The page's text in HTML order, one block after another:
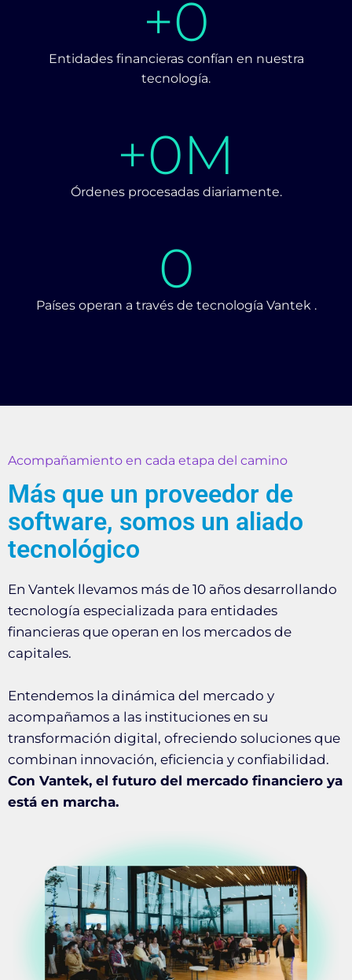
Entidades financieras confían en nuestra
tecnología.
+0
Órdenes procesadas diariamente.
+0M
Países operan a través de tecnología Vantek .
0
Acompañamiento en cada etapa del camino
Más que un proveedor de
software, somos un aliado
tecnológico
En Vantek llevamos más de 10 años desarrollando
tecnología especializada para entidades
financieras que operan en los mercados de
capitales.
Entendemos la dinámica del mercado y
acompañamos a las instituciones en su
transformación digital, ofreciendo soluciones que
combinan innovación, eficiencia y confiabilidad.
Con Vantek, el futuro del mercado financiero ya
está en marcha.